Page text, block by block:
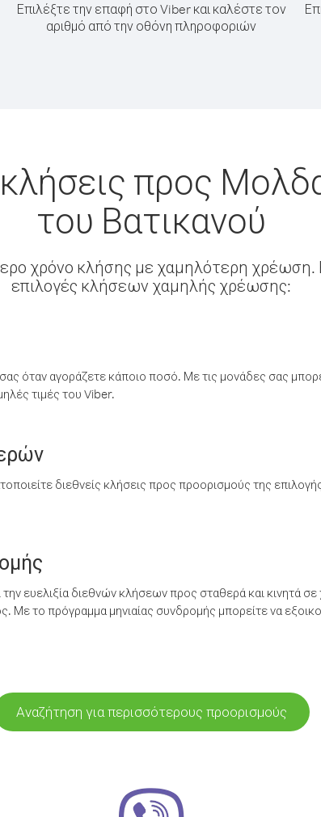
Επιλέξτε την επαφή στο Viber και καλέστε τον
αριθμό από την οθόνη πληροφοριών
προς
του Βατικανού
χρόνο κλήσης με χαμηλότερη χρέωση.
επιλογές κλήσεων χαμηλής χρέωσης:
όταν αγοράζετε κάποιο ποσό. Με τις μονάδες σας
τιμές του Viber.
διεθνείς κλήσεις προς προορισμούς της
ευελιξία διεθνών κλήσεων προς σταθερά και κινητά σε
το πρόγραμμα μηνιαίας συνδρομής μπορείτε να
Αναζήτηση για περισσότερους προορισμούς